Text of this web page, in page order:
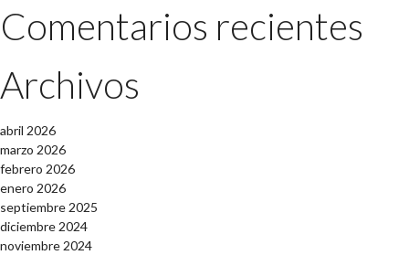
Comentarios recientes
Archivos
abril 2026
marzo 2026
febrero 2026
enero 2026
septiembre 2025
diciembre 2024
noviembre 2024